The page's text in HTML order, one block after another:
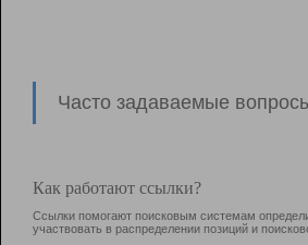
Часто задаваемые
Как работают ссылки?
Ссылки помогают поисковым системам
участвовать в раcпределении позиций и